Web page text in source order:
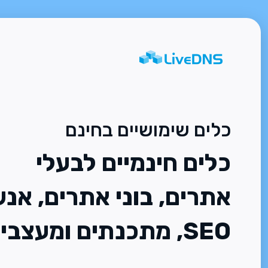
כלים שימושיים בחינם
כלים חינמיים לבעלי
אתרים, בוני אתרים,
SEO, מתכנתים ומעצבים.